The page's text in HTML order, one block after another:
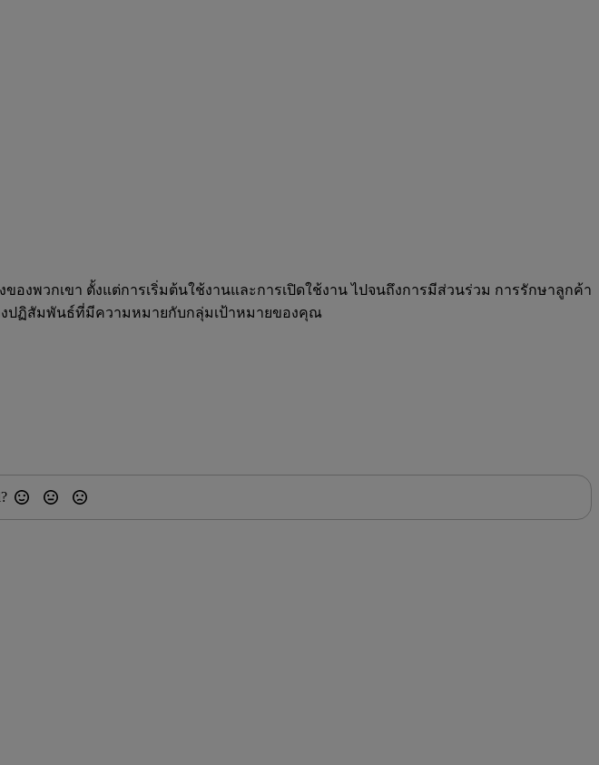
พวกเขา ตั้งแต่การเริ่มต้นใช้งานและการเปิดใช้งาน ไปจนถึงการมีส่วนร่วม การรักษาลูกค้า
งปฏิสัมพันธ์ที่มีความหมายกับกลุ่มเป้าหมายของคุณ